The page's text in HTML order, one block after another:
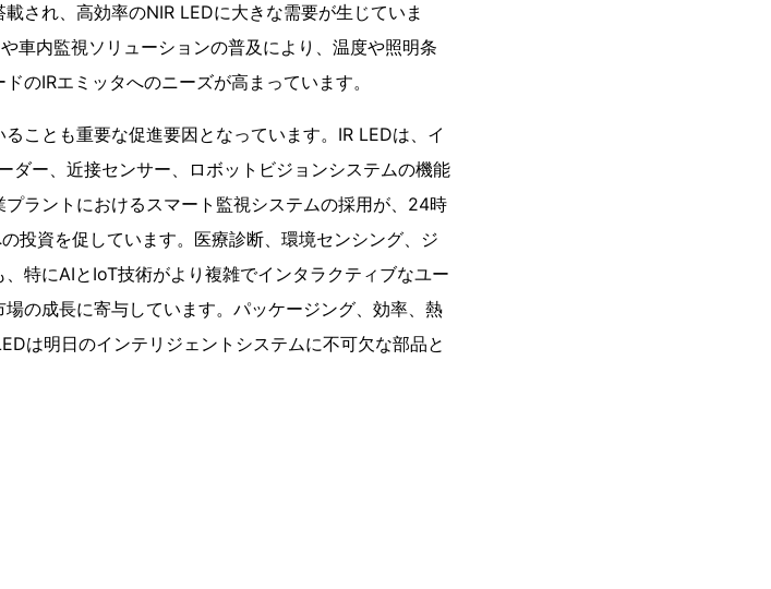
され、高効率のNIR LEDに大きな需要が生じていま
車内監視ソリューションの普及により、温度や照明条
のIRエミッタへのニーズが高まっています。
ことも重要な促進要因となっています。IR LEDは、イ
ダー、近接センサー、ロボットビジョンシステムの機能
ラントにおけるスマート監視システムの採用が、24時
投資を促しています。医療診断、環境センシング、ジ
特にAIとIoT技術がより複雑でインタラクティブなユー
の成長に寄与しています。パッケージング、効率、熱
は明日のインテリジェントシステムに不可欠な部品と